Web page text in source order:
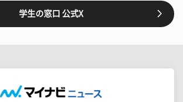
学生の窓口 公式X